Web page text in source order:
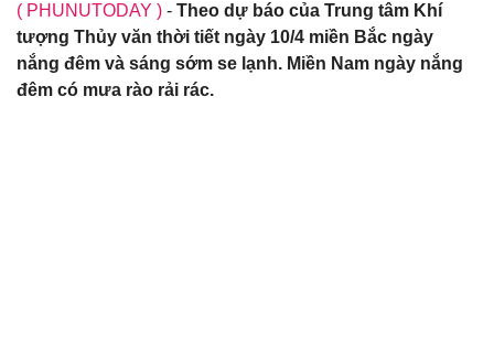
( PHUNUTODAY ) - Theo dự báo của Trung tâm Khí
tượng Thủy văn thời tiết ngày 10/4 miền Bắc ngày
nắng đêm và sáng sớm se lạnh. Miền Nam ngày nắng
đêm có mưa rào rải rác.